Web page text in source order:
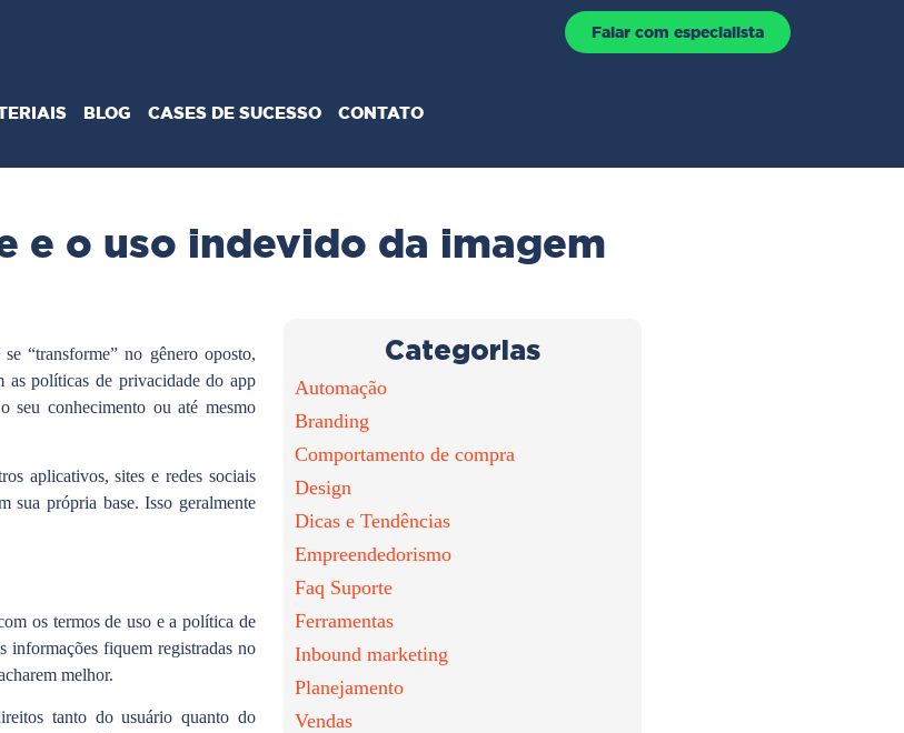
Falar com especialista
BLOG CASES DE SUCESSO CONTATO
e o uso indevido da imagem
“transforme” no gênero oposto,
as políticas de privacidade do app
seu conhecimento ou até mesmo
aplicativos, sites e redes sociais
sua própria base. Isso geralmente
os termos de uso e a política de
informações fiquem registradas no
melhor.
tanto do usuário quanto do
Categorias
Automação
Branding
Comportamento de compra
Design
Dicas e Tendências
Empreendedorismo
Faq Suporte
Ferramentas
Inbound marketing
Planejamento
Vendas